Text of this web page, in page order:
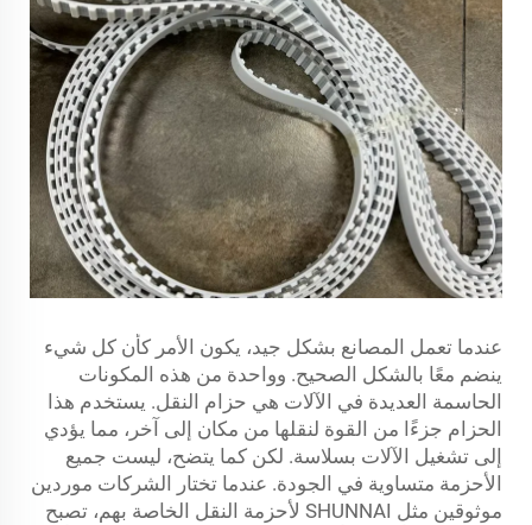
عندما تعمل المصانع بشكل جيد، يكون الأمر كأن كل شيء
ينضم معًا بالشكل الصحيح. وواحدة من هذه المكونات
الحاسمة العديدة في الآلات هي حزام النقل. يستخدم هذا
الحزام جزءًا من القوة لنقلها من مكان إلى آخر، مما يؤدي
إلى تشغيل الآلات بسلاسة. لكن كما يتضح، ليست جميع
الأحزمة متساوية في الجودة. عندما تختار الشركات موردين
موثوقين مثل SHUNNAI لأحزمة النقل الخاصة بهم، تصبح